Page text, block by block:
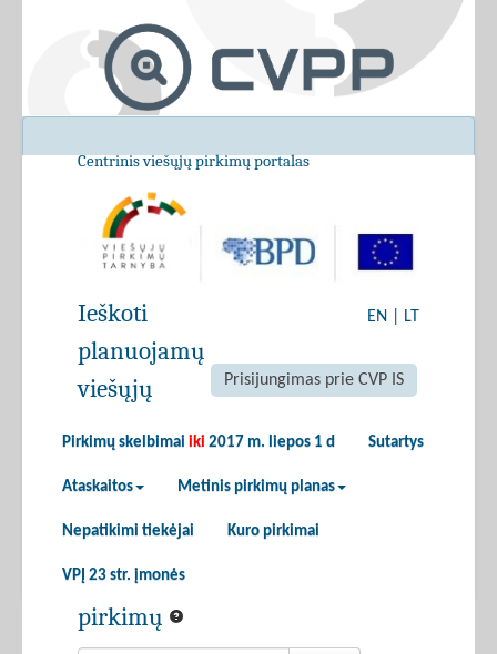
Centrinis viešųjų pirkimų portalas
EN LT
Prisijungimas prie CVP IS
Pirkimų skelbimai iki 2017 m. liepos 1 d Sutartys
Ataskaitos Metinis pirkimų planas
Nepatikimi tiekėjai Kuro pirkimai
VPĮ 23 str. įmonės
Ieškoti
planuojamų
viešųjų
pirkimų